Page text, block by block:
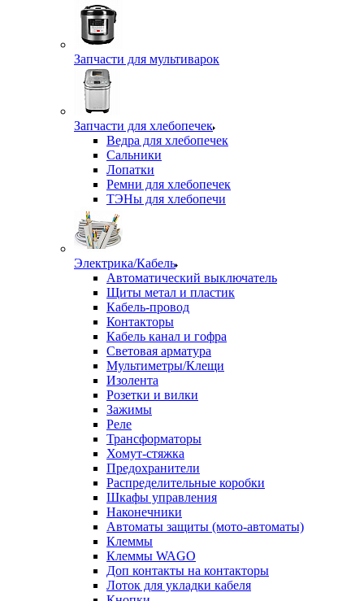
Запчасти для мультиварок
Запчасти для хлебопечек
Ведра для хлебопечек
Сальники
Лопатки
Ремни для хлебопечек
ТЭНы для хлебопечи
Электрика/Кабель
Автоматический выключатель
Щиты метал и пластик
Кабель-провод
Контакторы
Кабель канал и гофра
Световая арматура
Мультиметры/Клещи
Изолента
Розетки и вилки
Зажимы
Реле
Трансформаторы
Хомут-стяжка
Предохранители
Распределительные коробки
Шкафы управления
Наконечники
Автоматы защиты (мото-автоматы)
Клеммы
Клеммы WAGO
Доп контакты на контакторы
Лоток для укладки кабеля